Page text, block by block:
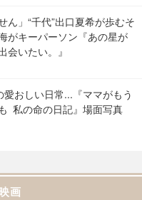
ん」“千代”出口夏希が歩むそ
がキーパーソン『あの星が
会いたい。』
愛おしい日常...『ママがもう
私の命の日記』場面写真
画